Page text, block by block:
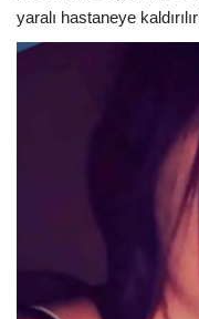
yaralı hastaneye